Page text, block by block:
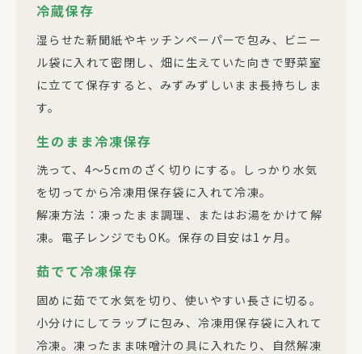
冷蔵保存
湿らせた新聞紙やキッチンペーパーで包み、ビニー
ル袋に入れて密閉し、畑に生えていた向きで野菜室
に立てて保存すると、みずみずしいまま長持ちしま
す。
生のまま冷凍保存
洗って、4～5cmのざく切りにする。しっかり水気
を切ってから冷凍用保存袋に入れて冷凍。
解凍方法：凍ったまま調理、またはお湯をかけて解
凍。電子レンジでもOK。保存の目安は1ヶ月。
茹でて冷凍保存
固めに茹でて水気を切り、使いやすい長さに切る。
小分けにしてラップに包み、冷凍用保存袋に入れて
冷凍。凍ったまま味噌汁の具に入れたり、自然解凍